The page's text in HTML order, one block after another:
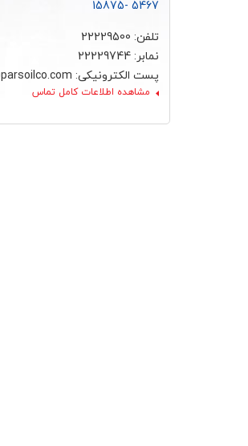
5467 -15875
تلفن: 22229500
نمابر: 22229744
پست الکترونیکی: mail@parsoilco.com
مشاهده اطلاعات کامل تماس